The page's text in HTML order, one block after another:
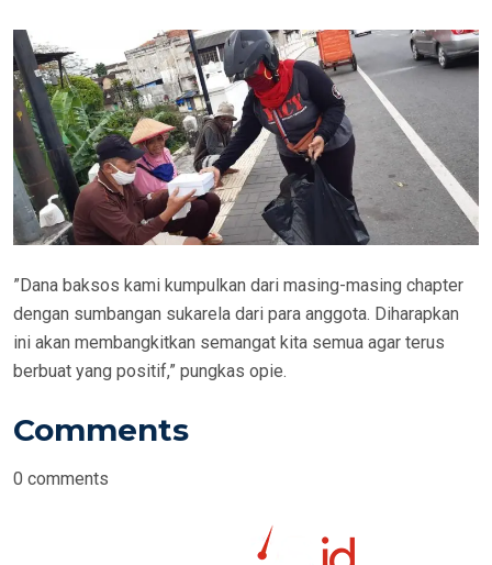
”Dana baksos kami kumpulkan dari masing-masing chapter
dengan sumbangan sukarela dari para anggota. Diharapkan
ini akan membangkitkan semangat kita semua agar terus
berbuat yang positif,” pungkas opie.
Comments
0 comments